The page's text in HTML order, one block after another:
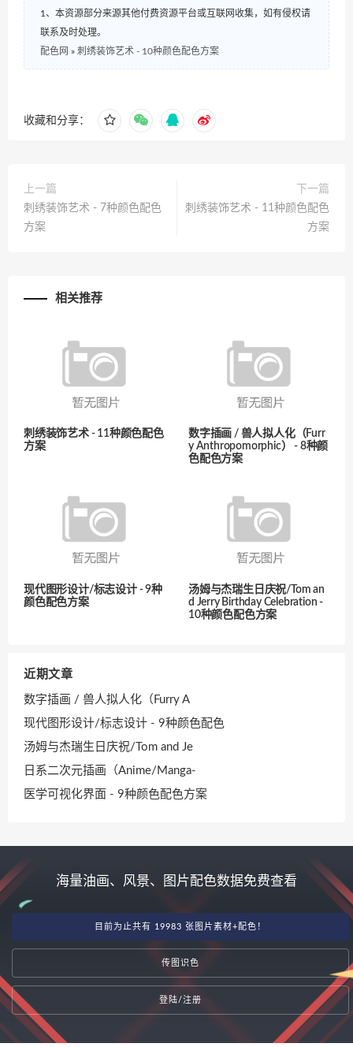
1、本资源部分来源其他付费资源平台或互联网收集，如有侵权请
联系及时处理。
配色网 » 刺绣装饰艺术 - 10种颜色配色方案
收藏和分享：
上一篇
刺绣装饰艺术 - 7种颜色配色
方案
下一篇
刺绣装饰艺术 - 11种颜色配色
方案
相关推荐
刺绣装饰艺术 - 11种颜色配色
方案
数字插画 / 兽人拟人化（Furr
y Anthropomorphic） - 8种颜
色配色方案
现代图形设计/标志设计 - 9种
颜色配色方案
汤姆与杰瑞生日庆祝/Tom an
d Jerry Birthday Celebration -
10种颜色配色方案
近期文章
数字插画 / 兽人拟人化（Furry A
现代图形设计/标志设计 - 9种颜色配色
汤姆与杰瑞生日庆祝/Tom and Je
日系二次元插画（Anime/Manga-
医学可视化界面 - 9种颜色配色方案
海量油画、风景、图片配色数据免费查看
目前为止共有 19983 张图片素材+配色！
传图识色
登陆/注册